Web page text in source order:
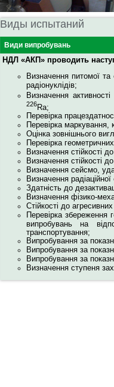
Виды испытаний
Види випробувань
НДЛ «АКП» проводить
Визначення питомої та
радіонуклідів;
Визначення
226Rа;
Перевірка
Перевірка маркування,
Оцінка зовнішнього
Перевірка
Визначення стійкості
Визначення стійкості
Визначення сейсмо,
Визначення радіаційної
Здатність до
Визначення фізико-
Стійкості до
Перевірка збереження
випробувань на
транспортування;
Випробування за
Випробування за
Випробування за
Визначення ступеня